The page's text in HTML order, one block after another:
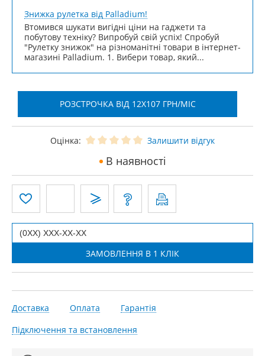
Знижка рулетка від Palladium!
Втомився шукати вигідні ціни на гаджети та
побутову техніку? Випробуй свій успіх! Спробуй
"Рулетку знижок" на різноманітні товари в інтернет-
магазині Palladium. 1. Вибери товар, який...
РОЗСТРОЧКА ВІД 12X107 ГРН/МІС
Оцінка: Залишити відгук
В наявності
Доставка Оплата
Гарантія
Підключення та встановлення